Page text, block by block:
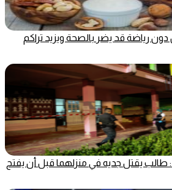
دون رياضة قد يضر بالصحة ويزيد تراكم
طالب يقتل جديه في منزلهما قبل أن يفتح